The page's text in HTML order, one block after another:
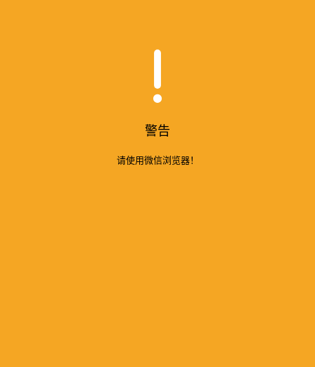
警告
请使用微信浏览器！